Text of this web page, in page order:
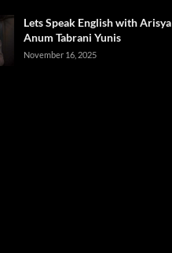
Lets Speak English with Arisya
Anum Tabrani Yunis
November 16, 2025